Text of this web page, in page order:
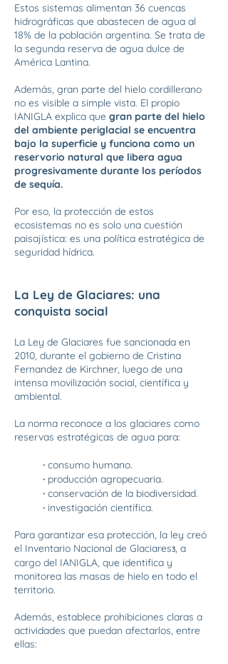
Estos sistemas alimentan 36 cuencas
hidrográficas que abastecen de agua al
18% de la población argentina. Se trata de
la segunda reserva de agua dulce de
América Lantina.
Además, gran parte del hielo cordillerano
no es visible a simple vista. El propio
IANIGLA explica que gran parte del hielo
del ambiente periglacial se encuentra
bajo la superficie y funciona como un
reservorio natural que libera agua
progresivamente durante los períodos
de sequía.
Por eso, la protección de estos
ecosistemas no es solo una cuestión
paisajística: es una política estratégica de
seguridad hídrica.
La Ley de Glaciares: una
conquista social
La Ley de Glaciares fue sancionada en
2010, durante el gobierno de Cristina
Fernandez de Kirchner, luego de una
intensa movilización social, científica y
ambiental.
La norma reconoce a los glaciares como
reservas estratégicas de agua para:
· consumo humano.
· producción agropecuaria.
· conservación de la biodiversidad.
· investigación científica.
Para garantizar esa protección, la ley creó
el Inventario Nacional de Glaciares3, a
cargo del IANIGLA, que identifica y
monitorea las masas de hielo en todo el
territorio.
Además, establece prohibiciones claras a
actividades que puedan afectarlos, entre
ellas: